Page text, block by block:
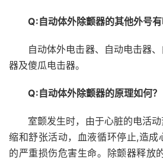
Q:自动体外除颤器的其他外号有
自动体外电击器、自动电击器
器及傻瓜电击器。
Q:自动体外除颤器的原理如何？
室颤发生时，由于心脏的电活
缩和舒张活动，血液循环停止,造成
的严重损伤危害生命。除颤器释放